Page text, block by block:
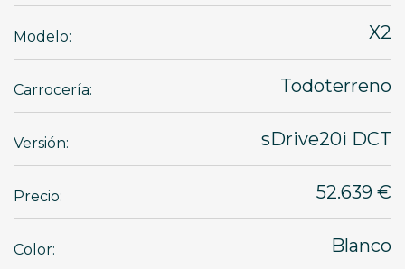
Modelo: X2
Carrocería: Todoterreno
Versión: sDrive20i DCT
Precio: 52.639 €
Color: Blanco